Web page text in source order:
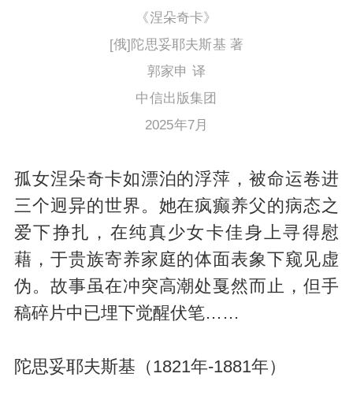
《涅朵奇卡》
[俄]陀思妥耶夫斯基 著
郭家申 译
中信出版集团
2025年7月
孤女涅朵奇卡如漂泊的浮萍，被命运卷进
三个迥异的世界。她在疯癫养父的病态之
爱下挣扎，在纯真少女卡佳身上寻得慰
藉，于贵族寄养家庭的体面表象下窥见虚
伪。故事虽在冲突高潮处戛然而止，但手
稿碎片中已埋下觉醒伏笔……
陀思妥耶夫斯基（1821年-1881年）